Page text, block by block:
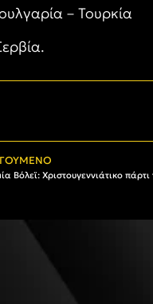
– Τουρκία
Βόλεϊ: Χριστουγεννιάτικο